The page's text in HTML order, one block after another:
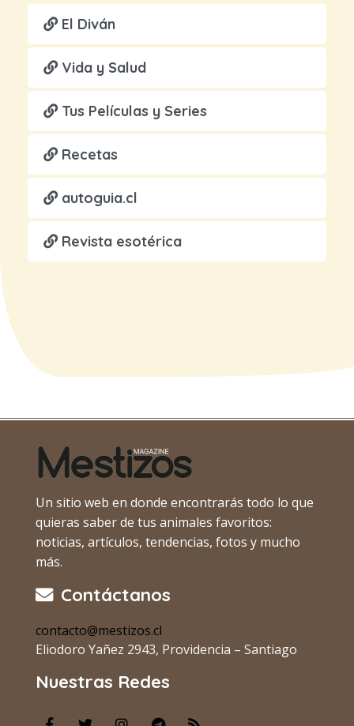
El Diván
Vida y Salud
Tus Películas y Series
Recetas
autoguia.cl
Revista esotérica
Un sitio web en donde encontrarás todo lo que
quieras saber de tus animales favoritos:
noticias, artículos, tendencias, fotos y mucho
más.
Contáctanos
contacto@mestizos.cl
Eliodoro Yañez 2943, Providencia – Santiago
Nuestras Redes